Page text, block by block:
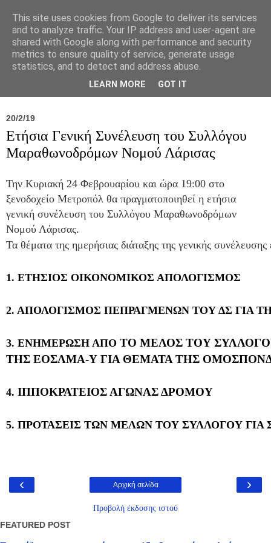
Σύλλογος Ιπποκράτειος
20/2/19
Ετήσια Γενική Συνέλευση του Συλλόγου
Μαραθωνοδρόμων Νομού Λάρισας
Την Κυριακή 24 Φεβρουαρίου και ώρα 19:00 στο
ξενοδοχείο Μετροπόλ θα πραγματοποιηθεί η ετήσια
γενική συνέλευση του Συλλόγου Μαραθωνοδρόμων
Νομού Λάρισας.
Τα θέματα της ημερήσιας διάταξης της γενικής συνέλευσης
1. ΕΤΗΣΙΟΣ ΟΙΚΟΝΟΜΙΚΟΣ ΑΠΟΛΟΓΙΣΜΟΣ
2. ΑΠΟΛΟΓΙΣΜΟΣ ΠΕΠΡΑΓΜΕΝΩΝ ΤΟΥ ΔΣ ΓΙΑ
3. ΕΝΗΜΕΡΩΣΗ ΑΠΟ ΤΟ ΜΕΛΟΣ ΤΟΥ
ΤΗΣ ΕΟΣΛΜΑ-Υ ΓΙΑ ΘΕΜΑΤΑ ΤΗΣ
4. ΙΠΠΟΚΡΑΤΕΙΟΣ ΑΓΩΝΑΣ ΔΡΟΜΟΥ
5. ΠΡΟΤΑΣΕΙΣ ΤΩΝ ΜΕΛΩΝ ΤΟΥ ΣΥΛΛΟΓΟΥ ΓΙΑ
‹ ›
Αρχική σελίδα
Προβολή έκδοσης ιστού
FEATURED POST
This site uses cookies from Google to deliver its services
and to analyze traffic. Your IP address and user-agent are
shared with Google along with performance and security
metrics to ensure quality of service, generate usage
statistics, and to detect and address abuse.
LEARN MORE GOT IT